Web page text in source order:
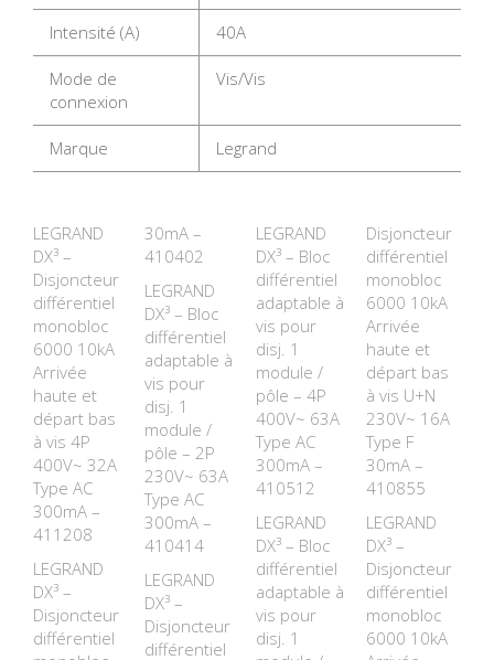
Intensité (A) 40A
Mode de
connexion
Vis/Vis
Marque Legrand
LEGRAND
DX³ –
Disjoncteur
différentiel
monobloc
6000 10kA
Arrivée
haute et
départ bas
à vis 4P
400V~ 32A
Type AC
300mA –
411208
LEGRAND
DX³ –
Disjoncteur
différentiel
30mA –
410402
LEGRAND
DX³ – Bloc
différentiel
adaptable à
vis pour
disj. 1
module /
pôle – 2P
230V~ 63A
Type AC
300mA –
410414
LEGRAND
DX³ –
Disjoncteur
différentiel
LEGRAND
DX³ – Bloc
différentiel
adaptable à
vis pour
disj. 1
module /
pôle – 4P
400V~ 63A
Type AC
300mA –
410512
LEGRAND
DX³ – Bloc
différentiel
adaptable à
vis pour
disj. 1
Disjoncteur
différentiel
monobloc
6000 10kA
Arrivée
haute et
départ bas
à vis U+N
230V~ 16A
Type F
30mA –
410855
LEGRAND
DX³ –
Disjoncteur
différentiel
monobloc
6000 10kA